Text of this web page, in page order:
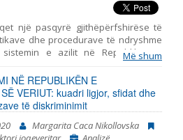
një pasqyrë gjithëpërfshirëse të
dhe procedurave të ndryshme
e azilit në Republikën e
Veriut në vitin 2020.Raporti i potencon
të cilat përballen azilkërkuesit dhe
procedurës së azilit dhe gjatë
të tjera. Gjatë përgatitjes së
përdorën: a) të dhënat e marra gjatë
azilkërkuesve, refugjatëve dhe
Më shum
NË REPUBLIKËN E
VERIUT: kuadri ligjor, sfidat dhe
të diskriminimit
Margarita Caca Nikollovska